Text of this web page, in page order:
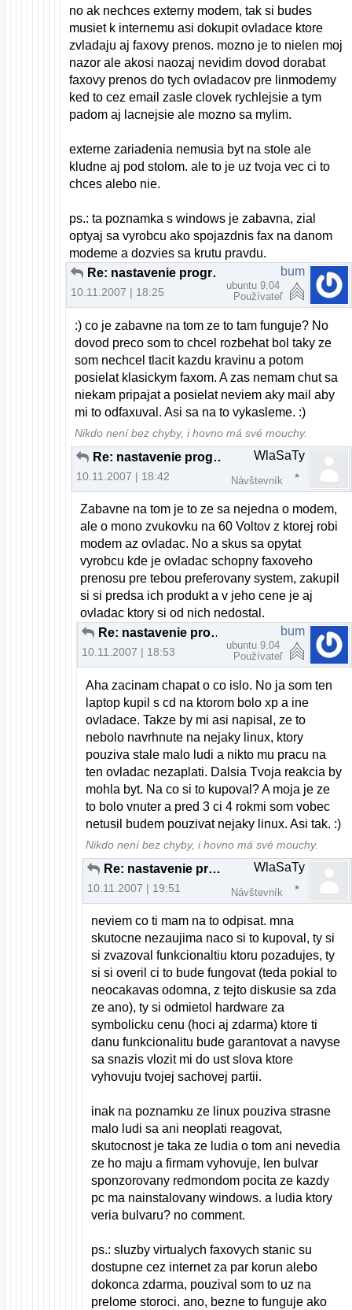
no ak nechces externy modem, tak si budes
musiet k internemu asi dokupit ovladace ktore
zvladaju aj faxovy prenos. mozno je to nielen moj
nazor ale akosi naozaj nevidim dovod dorabat
faxovy prenos do tych ovladacov pre linmodemy
ked to cez email zasle clovek rychlejsie a tym
padom aj lacnejsie ale mozno sa mylim.
externe zariadenia nemusia byt na stole ale
kludne aj pod stolom. ale to je uz tvoja vec ci to
chces alebo nie.
ps.: ta poznamka s windows je zabavna, zial
optyaj sa vyrobcu ako spojazdnis fax na danom
modeme a dozvies sa krutu pravdu.
Re: nastavenie programu gfax
10.11.2007 | 18:25
bum
ubuntu 9.04
Používateľ
:) co je zabavne na tom ze to tam funguje? No
dovod preco som to chcel rozbehat bol taky ze
som nechcel tlacit kazdu kravinu a potom
posielat klasickym faxom. A zas nemam chut sa
niekam pripajat a posielat neviem aky mail aby
mi to odfaxuval. Asi sa na to vykasleme. :)
Nikdo není bez chyby, i hovno má své mouchy.
Re: nastavenie programu gfax
10.11.2007 | 18:42
WlaSaTy
Návštevník
Zabavne na tom je to ze sa nejedna o modem,
ale o mono zvukovku na 60 Voltov z ktorej robi
modem az ovladac. No a skus sa opytat
vyrobcu kde je ovladac schopny faxoveho
prenosu pre tebou preferovany system, zakupil
si si predsa ich produkt a v jeho cene je aj
ovladac ktory si od nich nedostal.
Re: nastavenie programu gfax
10.11.2007 | 18:53
bum
ubuntu 9.04
Používateľ
Aha zacinam chapat o co islo. No ja som ten
laptop kupil s cd na ktorom bolo xp a ine
ovladace. Takze by mi asi napisal, ze to
nebolo navrhnute na nejaky linux, ktory
pouziva stale malo ludi a nikto mu pracu na
ten ovladac nezaplati. Dalsia Tvoja reakcia by
mohla byt. Na co si to kupoval? A moja je ze
to bolo vnuter a pred 3 ci 4 rokmi som vobec
netusil budem pouzivat nejaky linux. Asi tak. :)
Nikdo není bez chyby, i hovno má své mouchy.
Re: nastavenie programu gfax
10.11.2007 | 19:51
WlaSaTy
Návštevník
neviem co ti mam na to odpisat. mna
skutocne nezaujima naco si to kupoval, ty si
si zvazoval funkcionaltiu ktoru pozadujes, ty
si si overil ci to bude fungovat (teda pokial to
neocakavas odomna, z tejto diskusie sa zda
ze ano), ty si odmietol hardware za
symbolicku cenu (hoci aj zdarma) ktore ti
danu funkcionalitu bude garantovat a navyse
sa snazis vlozit mi do ust slova ktore
vyhovuju tvojej sachovej partii.
inak na poznamku ze linux pouziva strasne
malo ludi sa ani neoplati reagovat,
skutocnost je taka ze ludia o tom ani nevedia
ze ho maju a firmam vyhovuje, len bulvar
sponzorovany redmondom pocita ze kazdy
pc ma nainstalovany windows. a ludia ktory
veria bulvaru? no comment.
ps.: sluzby virtualych faxovych stanic su
dostupne cez internet za par korun alebo
dokonca zdarma, pouzival som to uz na
prelome storoci. ano, bezne to funguje ako